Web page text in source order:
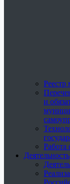
Реестр
и
Деятельность